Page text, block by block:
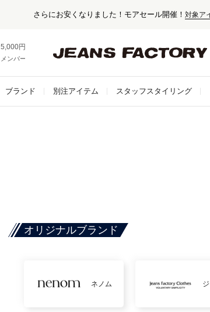
さらにお安くなりました！モアセール開催！ 対象ア
5,000円以上お買い上げで送料無料！
メンバー登録でお得な情報をゲット。さらに詳しく
ブランド 別注アイテム スタッフスタイリング
オリジナルブランド
ネノム